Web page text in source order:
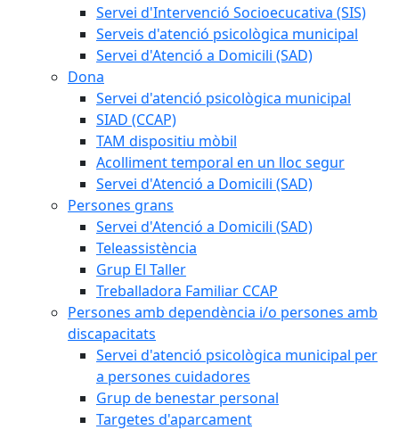
Servei d'Intervenció Socioecucativa (SIS)
Serveis d'atenció psicològica municipal
Servei d'Atenció a Domicili (SAD)
Dona
Servei d'atenció psicològica municipal
SIAD (CCAP)
TAM dispositiu mòbil
Acolliment temporal en un lloc segur
Servei d'Atenció a Domicili (SAD)
Persones grans
Servei d'Atenció a Domicili (SAD)
Teleassistència
Grup El Taller
Treballadora Familiar CCAP
Persones amb dependència i/o persones amb
discapacitats
Servei d'atenció psicològica municipal per
a persones cuidadores
Grup de benestar personal
Targetes d'aparcament